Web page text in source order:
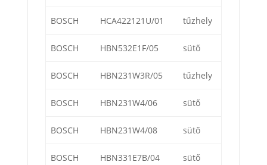
BOSCH HCA422121U/01 tűzhely
BOSCH HBN532E1F/05 sütő
BOSCH HBN231W3R/05 tűzhely
BOSCH HBN231W4/06 sütő
BOSCH HBN231W4/08 sütő
BOSCH HBN331E7B/04 sütő